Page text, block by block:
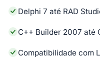
Delphi 7 até RAD
C++ Builder 2007 até
Compatibilidade com